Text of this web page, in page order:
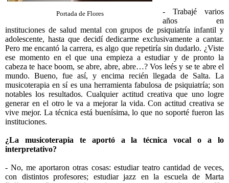
Portada de Flores
- Trabajé varios
años en
instituciones de salud mental con grupos de psiquiatría infantil y
adolescente, hasta que decidí dedicarme exclusivamente a cantar.
Pero me encantó la carrera, es algo que repetiría sin dudarlo. ¿Viste
ese momento en el que una empieza a estudiar y de pronto la
cabeza te hace boom, se abre, abre, abre…? Vos leés y se te abre el
mundo. Bueno, fue así, y encima recién llegada de Salta. La
musicoterapia en sí es una herramienta fabulosa de psiquiatría; son
notables los resultados. Cualquier actitud creativa que uno logre
generar en el otro le va a mejorar la vida. Con actitud creativa se
vive mejor. La técnica está buenísima, lo que no soporté fueron las
instituciones.
¿La musicoterapia te aportó a la técnica vocal o a lo
interpretativo?
- No, me aportaron otras cosas: estudiar teatro cantidad de veces,
con distintos profesores; estudiar jazz en la escuela de Marta